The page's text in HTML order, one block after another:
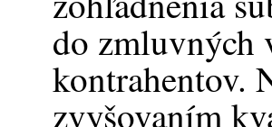
do zmluvných
kontrahentov.
zvyšovaním